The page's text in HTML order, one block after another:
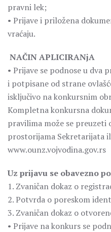
pravni lek;
• Prijave i priložena
vraćaju.
NAČIN APLICIRANjA
• Prijave se podnose u dva
i potpisane od strane
isključivo na konkursnim
Kompletna konkursna
pravilima može se preuzeti
prostorijama Sekretarijata
www.ounz.vojvodina.gov.rs
Uz prijavu se obavezno
1. Zvaničan dokaz o
2. Potvrda o poreskom
3. Zvaničan dokaz o
• Prijave na konkurs se